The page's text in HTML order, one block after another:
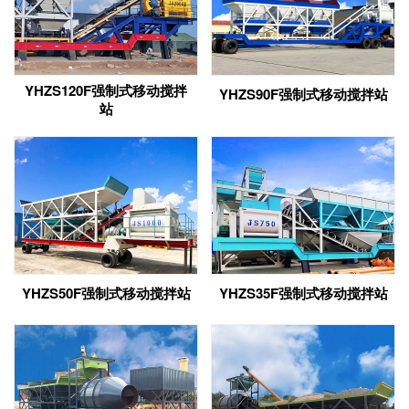
YHZS120F强制式移动搅拌
站
YHZS90F强制式移动搅拌站
YHZS50F强制式移动搅拌站 YHZS35F强制式移动搅拌站